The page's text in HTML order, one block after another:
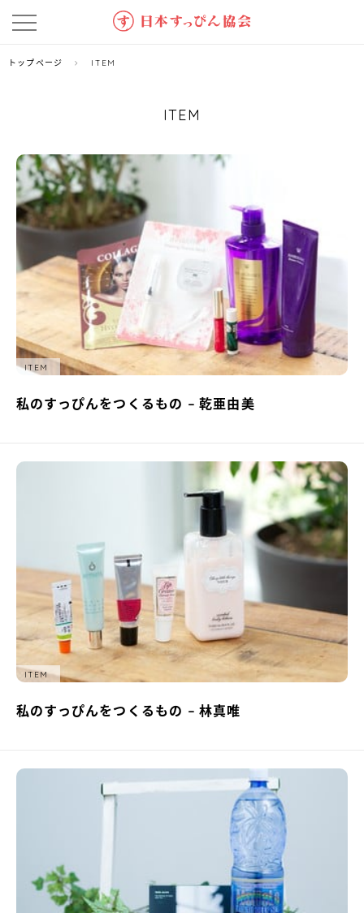
トップページ ITEM
ITEM
ITEM
私のすっぴんをつくるもの – 乾亜由美
ITEM
私のすっぴんをつくるもの – 林真唯